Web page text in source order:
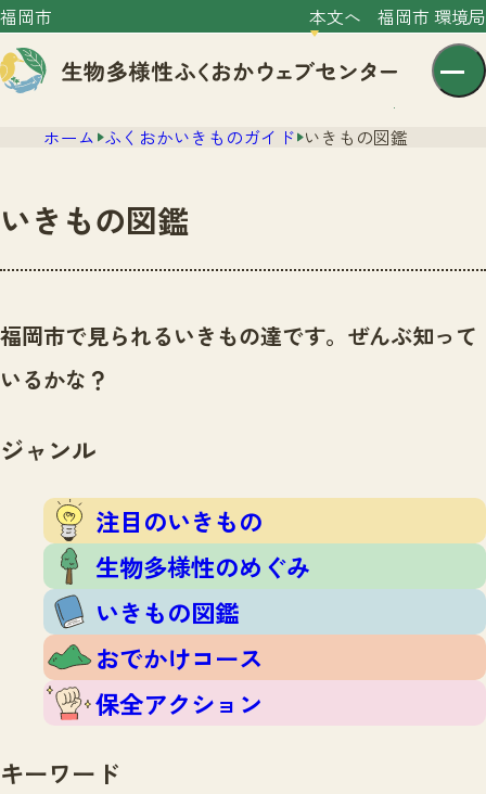
福岡市 本文へ 福岡市 環境局
センター紹介
センター紹介TOP
サイトポリシー
ニュース
いきものガイド
注目のいきもの
生物多様性のめぐみ
いきもの図鑑
おでかけコース
保全アクション
イベント
いきもの調査隊
調査レポート
調査レポートTOP
調査結果
ふくおかいきものマップ
マッチング
マッチングTOP
掲載申し込みフォーム
お問合せ
ホーム ふくおかいきものガイド いきもの図鑑
いきもの図鑑
福岡市で見られるいきもの達です。ぜんぶ知って
いるかな？
ジャンル
注目のいきもの
生物多様性のめぐみ
いきもの図鑑
おでかけコース
保全アクション
キーワード